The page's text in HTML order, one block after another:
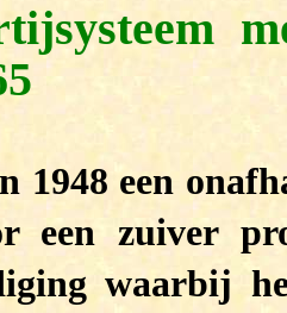
1948 een
een zuiver
waarbij